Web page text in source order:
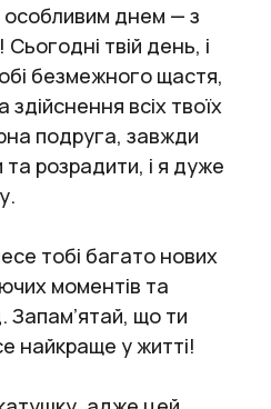
особливим днем — з
твій день, і
безмежного щастя,
здійснення всіх твоїх
подруга, завжди
розрадити, і я дуже
тобі багато нових
моментів та
Запам’ятай, що ти
найкраще у житті!